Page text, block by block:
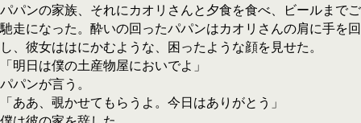
パパンの家族、それにカオリさんと夕食を食べ、ビールまでご
馳走になった。酔いの回ったパパンはカオリさんの肩に手を回
し、彼女ははにかむような、困ったような顔を見せた。
「明日は僕の土産物屋においでよ」
パパンが言う。
「ああ、覗かせてもらうよ。今日はありがとう」